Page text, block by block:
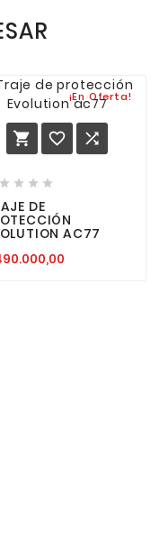
¡En Oferta!
  
   
DE
AC77